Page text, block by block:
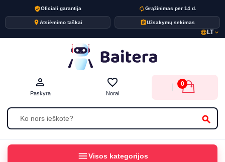
verified_userOficiali garantija autorenewGrąžinimas per 14 d.
placeAtsiėmimo taškai assignmentUžsakymų sekimas
language LTexpand_more
search
person_outline
Paskyra
favorite_border
Norai
0
menuVisos kategorijos